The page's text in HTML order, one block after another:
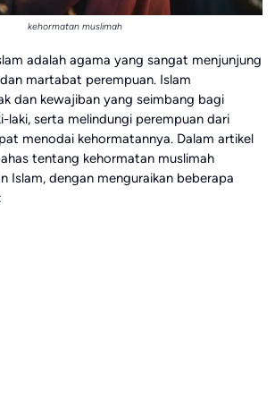
kehormatan muslimah
adalah agama yang sangat menjunjung
martabat perempuan. Islam
dan kewajiban yang seimbang bagi
laki, serta melindungi perempuan dari
menodai kehormatannya. Dalam artikel
tentang kehormatan muslimah
Islam, dengan menguraikan beberapa